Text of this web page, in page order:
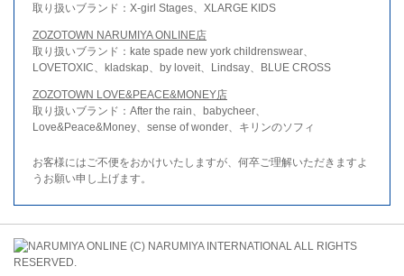
取り扱いブランド：X-girl Stages、XLARGE KIDS
ZOZOTOWN NARUMIYA ONLINE店
取り扱いブランド：kate spade new york childrenswear、
LOVETOXIC、kladskap、by loveit、Lindsay、BLUE CROSS
ZOZOTOWN LOVE&PEACE&MONEY店
取り扱いブランド：After the rain、babycheer、
Love&Peace&Money、sense of wonder、キリンのソフィ
お客様にはご不便をおかけいたしますが、何卒ご理解いただきますよ
うお願い申し上げます。